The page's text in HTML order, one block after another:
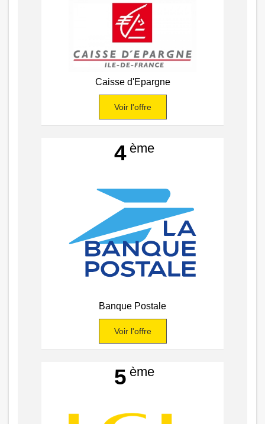
Caisse d'Epargne
Voir l'offre
4ème
Banque Postale
Voir l'offre
5ème